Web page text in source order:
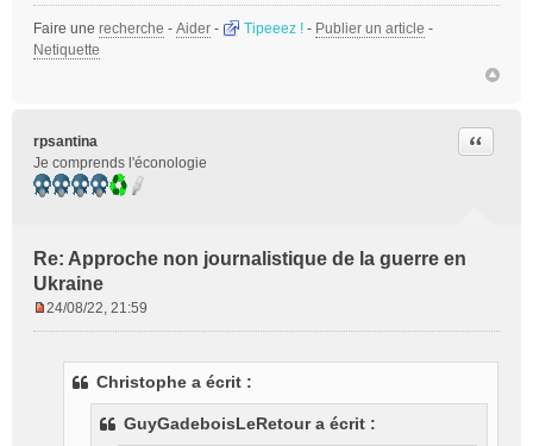
o
n
l
Faire une recherche - Aider - Tipeeez ! - Publier un article -
Netiquette
rpsantina
Je comprends l'éconologie
Re: Approche non journalistique de la guerre en
Ukraine
Citer
24/08/22, 21:59
Christophe a écrit :
GuyGadeboisLeRetour a écrit :